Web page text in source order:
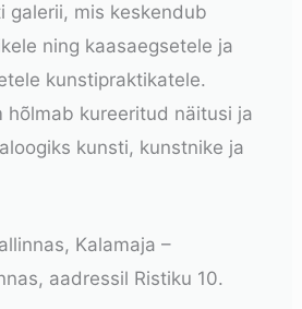
galerii, mis keskendub
ning kaasaegsetele ja
kunstipraktikatele.
hõlmab kureeritud näitusi ja
kunsti, kunstnike ja
Kalamaja –
aadressil Ristiku 10.